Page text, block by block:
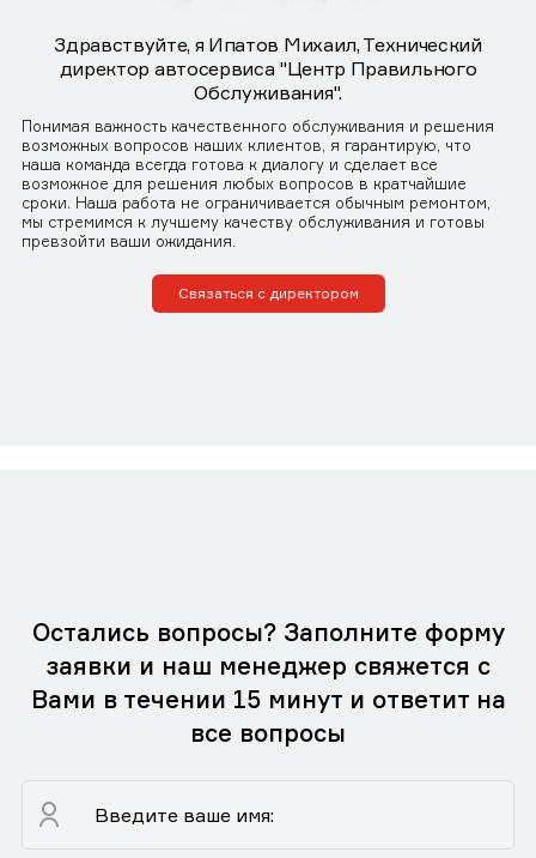
Здравствуйте, я Ипатов Михаил, Технический
директор автосервиса "Центр Правильного
Обслуживания".
Понимая важность качественного обслуживания и решения
возможных вопросов наших клиентов, я гарантирую, что
наша команда всегда готова к диалогу и сделает все
возможное для решения любых вопросов в кратчайшие
сроки. Наша работа не ограничивается обычным ремонтом,
мы стремимся к лучшему качеству обслуживания и готовы
превзойти ваши ожидания.
Связаться с директором
Остались вопросы? Заполните форму
заявки и наш менеджер свяжется с
Вами в течении 15 минут и ответит на
все вопросы